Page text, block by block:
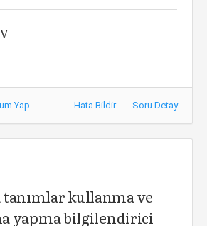
Yap Hata Bildir Soru Detay
kullanma ve
yapma bilgilendirici